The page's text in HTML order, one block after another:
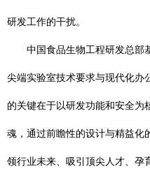
研发工作的干扰。
中国食品生物工程研发总部
尖端实验室技术要求与现代化办
的关键在于以研发功能和安全为
魂，通过前瞻性的设计与精益化
领行业未来、吸引顶尖人才、孕